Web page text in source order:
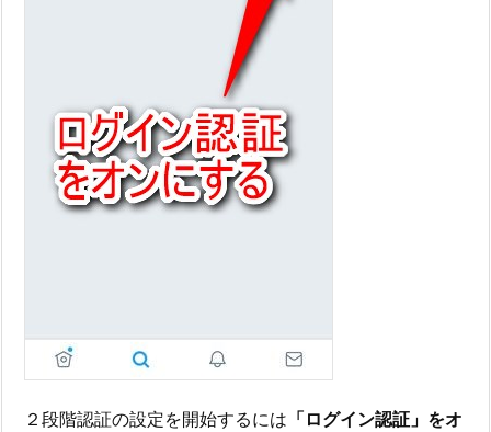
２段階認証の設定を開始するには 「ログイン認証」をオ